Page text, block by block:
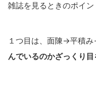
雑誌を見るときのポイン
１つ目は、面陳→平積み
んでいるのかざっくり